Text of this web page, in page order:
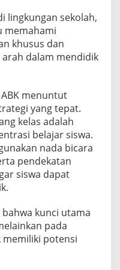
lingkungan sekolah,
memahami
khusus dan
dalam mendidik
menuntut
yang tepat.
kelas adalah
belajar siswa.
nada bicara
pendekatan
siswa dapat
kunci utama
pada
memiliki potensi